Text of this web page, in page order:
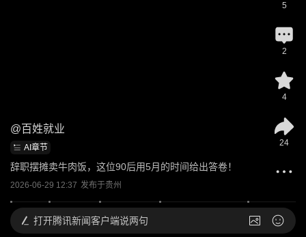
@百姓就业
AI章节
辞职摆摊卖牛肉饭，这位90后用5月的时间给出答卷！
2026-06-29 12:37 发布于贵州
5
2
4
24
打开腾讯新闻客户端说两句